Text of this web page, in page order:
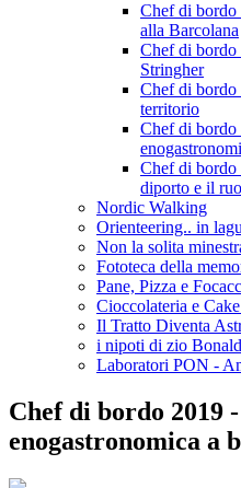
Chef di bordo
alla Barcolana
Chef di
Stringher
Chef di bordo
territorio
Chef di bordo
Chef di bordo
diporto e il
Nordic Walking
Orienteering.. in
Non la solita
Fototeca della
Pane, Pizza e
Cioccolateria e
Il Tratto Diventa
i nipoti di zio
Laboratori PON -
Chef di bordo 2019
enogastronomica a